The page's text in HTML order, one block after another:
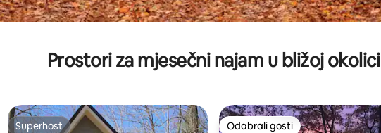
Prostori za mjesečni najam u bližoj okolici
Superhost Odabrali gosti